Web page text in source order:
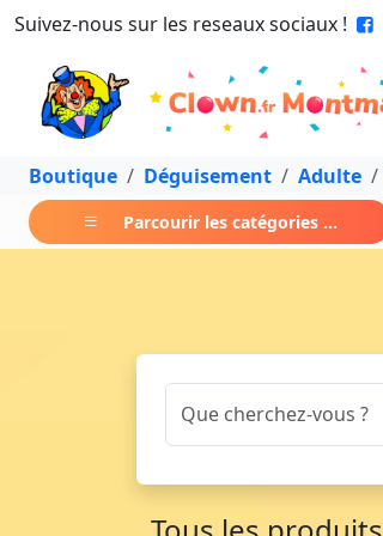
Suivez-nous sur les reseaux sociaux !
Boutique Déguisement Adulte
Parcourir les catégories ...